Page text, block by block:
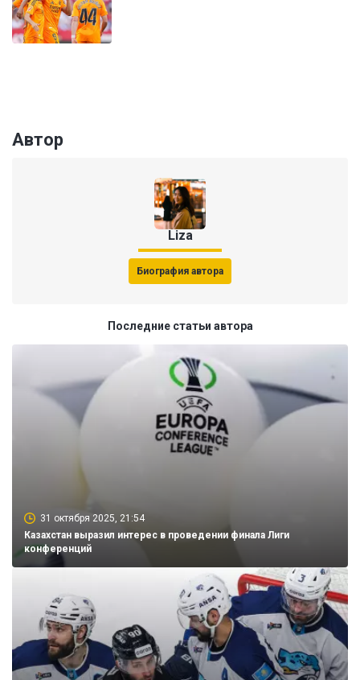
Автор
Liza
Биография автора
Последние статьи автора
31 октября 2025, 21:54
Казахстан выразил интерес в проведении финала Лиги
конференций